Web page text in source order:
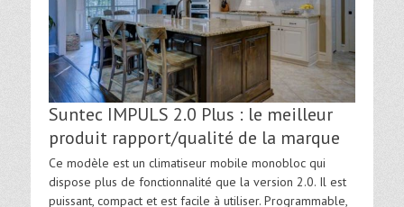
Suntec IMPULS 2.0 Plus : le meilleur
produit rapport/qualité de la marque
Ce modèle est un climatiseur mobile monobloc qui
dispose plus de fonctionnalité que la version 2.0. Il est
puissant, compact et est facile à utiliser. Programmable,